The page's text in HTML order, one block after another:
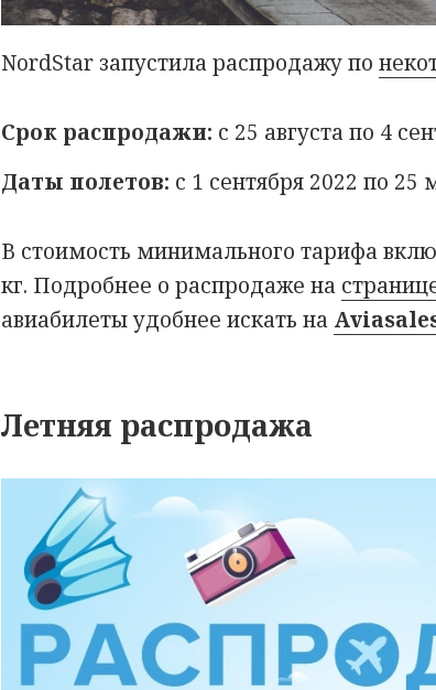
NordStar запустила распродажу по
Срок распродажи: с 25 августа по 4
Даты полетов: с 1 сентября 2022 по 25
В стоимость минимального тарифа
кг. Подробнее о распродаже на
авиабилеты удобнее искать на
Летняя распродажа